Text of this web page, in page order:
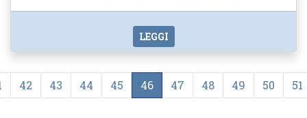
LEGGI
42 43 44 45 46 47 48 49 50 51